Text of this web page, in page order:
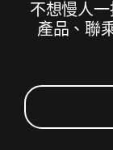
不想慢人
產品、聯